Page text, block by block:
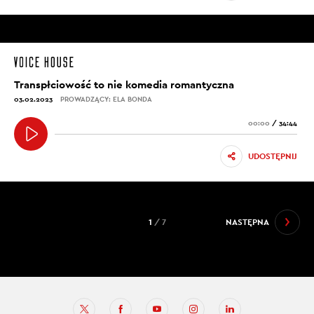
[00:05:45]
A. PIESZALSKA-BYCZUK: Tak. Naprawdę na początku
bardzo odważne, bo do kilku miesięcy wstecz albo
na emocje i na słabość.
A. PIESZALSKA-BYCZUK: Dzisiaj już jestem dojrzalszą
emocje i nie da się ich oddzielić. To jest sprzężenie
wpływem na biznes. To jest szalenie istotne, żeby
Transpłciowość to nie komedia romantyczna
03.02.2023 PROWADZĄCY: ELA BONDA
00:00 / 34:44
UDOSTĘPNIJ
NASTĘPNA
1 / 7